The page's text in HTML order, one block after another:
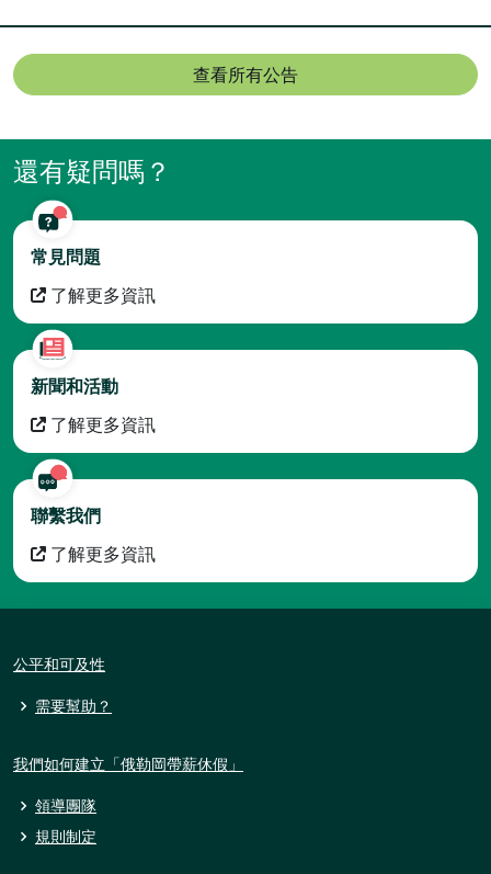
查看所有公告
還有疑問嗎？
常見問題
了解更多資訊
新聞和活動
了解更多資訊
聯繫我們
了解更多資訊
我們如何建立「俄勒岡帶薪休假」
領導團隊
規則制定
公平和可及性
需要幫助？